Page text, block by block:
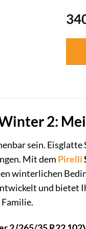
2:
sein.
Mit dem Pirelli
winterlichen
und bietet